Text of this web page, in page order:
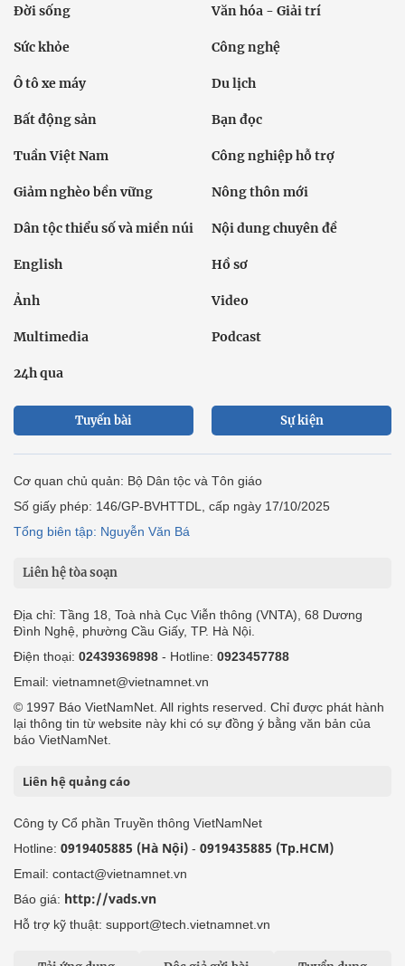
Đời sống Văn hóa - Giải trí
Sức khỏe Công nghệ
Ô tô xe máy Du lịch
Bất động sản Bạn đọc
Tuần Việt Nam Công nghiệp hỗ trợ
Giảm nghèo bền vững Nông thôn mới
Dân tộc thiểu số và miền núi Nội dung chuyên đề
English Hồ sơ
Ảnh Video
Multimedia Podcast
24h qua
Tuyến bài Sự kiện
Cơ quan chủ quản: Bộ Dân tộc và Tôn giáo
Số giấy phép: 146/GP-BVHTTDL, cấp ngày 17/10/2025
Tổng biên tập: Nguyễn Văn Bá
Liên hệ tòa soạn
Địa chỉ: Tầng 18, Toà nhà Cục Viễn thông (VNTA), 68 Dương
Đình Nghệ, phường Cầu Giấy, TP. Hà Nội.
Điện thoại: 02439369898 - Hotline: 0923457788
Email: vietnamnet@vietnamnet.vn
© 1997 Báo VietNamNet. All rights reserved. Chỉ được phát hành
lại thông tin từ website này khi có sự đồng ý bằng văn bản của
báo VietNamNet.
Liên hệ quảng cáo
Công ty Cổ phần Truyền thông VietNamNet
Hotline: 0919405885 (Hà Nội) - 0919435885 (Tp.HCM)
Email: contact@vietnamnet.vn
Báo giá: http://vads.vn
Hỗ trợ kỹ thuật: support@tech.vietnamnet.vn